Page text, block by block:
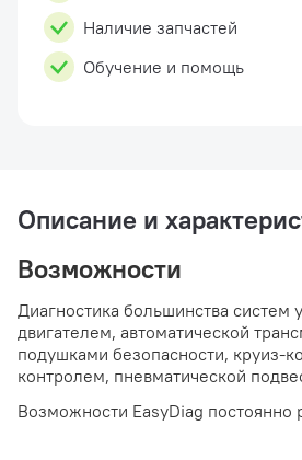
Наличие запчастей
Обучение и помощь
Описание и
Возможности
Диагностика большинства систем
двигателем, автоматической
подушками безопасности, круиз-
контролем, пневматической
Возможности EasyDiag постоянно